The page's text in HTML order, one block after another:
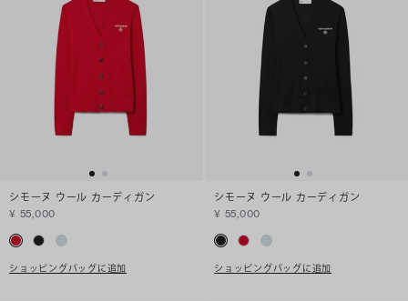
シモーヌ ウール カーディガン
¥ 55,000
ショッピングバッグに追加
シモーヌ ウール カーディガン
¥ 55,000
ショッピングバッグに追加